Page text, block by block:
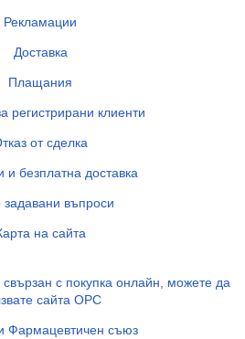
Рекламации
Доставка
Плащания
регистрирани клиенти
от сделка
безплатна доставка
задавани въпроси
на сайта
с покупка онлайн, можете да
сайта ОРС
Фармацевтичен съюз